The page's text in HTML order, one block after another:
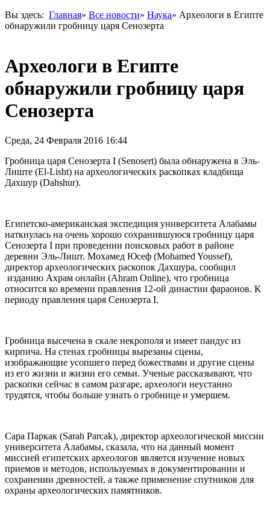
Вы здесь: Главная» Все новости» Наука» Археологи в Египте
обнаружили гробницу царя Сенозерта
Археологи в Египте
обнаружили гробницу царя
Сенозерта
Среда, 24 Февраля 2016 16:44
Гробница царя Сенозерта I (Senosert) была обнаружена в Эль-
Лиште (El-Lisht) на археологических раскопках кладбища
Дахшур (Dahshur).
Египетско-американская экспедиция университета Алабамы
наткнулась на очень хорошо сохранившуюся гробницу царя
Сенозерта I при проведении поисковых работ в районе
деревни Эль-Лишт. Мохамед Юсеф (Mohamed Youssef),
директор археологических раскопок Дахшура, сообщил
изданию Ахрам онлайн (Ahram Online), что гробница
относится ко времени правления 12-ой династии фараонов. К
периоду правления царя Сенозерта I.
Гробница высечена в скале некрополя и имеет пандус из
кирпича. На стенах гробницы вырезаны сцены,
изображающие усопшего перед божествами и другие сцены
из его жизни и жизни его семьи. Ученые рассказывают, что
раскопки сейчас в самом разгаре, археологи неустанно
трудятся, чтобы больше узнать о гробнице и умершем.
Сара Паркак (Sarah Parcak), директор археологической миссии
университета Алабамы, сказала, что на данный момент
миссией египетских археологов является изучение новых
приемов и методов, используемых в документировании и
сохранении древностей, а также применение спутников для
охраны археологических памятников.